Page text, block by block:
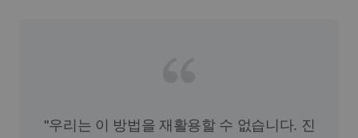
"우리는 이 방법을 재활용할 수 없습니다. 진